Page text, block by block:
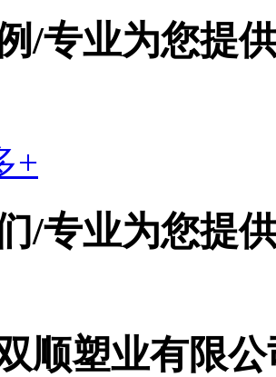
/专业为您提
+
/专业为您提
顺塑业有限